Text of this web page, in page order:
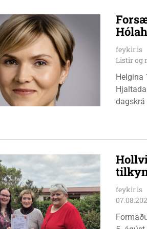
feykir.is
Listir og
Helgina
feykir.is